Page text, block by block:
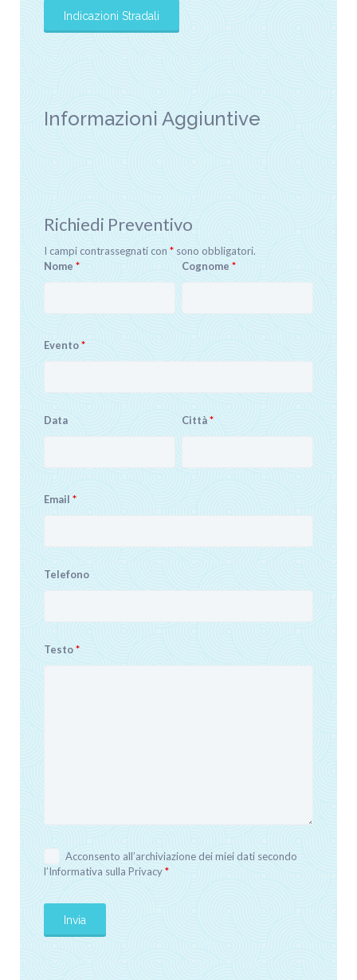
Informazioni Aggiuntive
Richiedi Preventivo
I campi contrassegnati con * sono obbligatori.
Nome * Cognome*
Evento*
Data Città*
Email *
Telefono
Testo*
Acconsento all’archiviazione dei miei dati secondo
l’Informativa sulla Privacy*